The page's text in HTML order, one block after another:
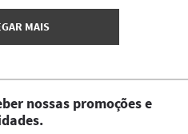
nossas promoções e